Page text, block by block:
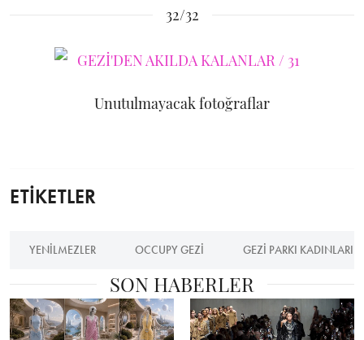
32/32
Unutulmayacak fotoğraflar
ETİKETLER
YENILMEZLER OCCUPY GEZI GEZI PARKI KADINLARI
SON HABERLER